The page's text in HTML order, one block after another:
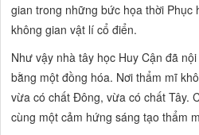
gian trong những bức họa thời Phục
không gian vật lí cổ điển.
Như vậy nhà tây học Huy Cận đã
bằng một đồng hóa. Nơi thẩm mĩ
vừa có chất Đông, vừa có chất Tây.
cùng một cảm hứng sáng tạo thẩm